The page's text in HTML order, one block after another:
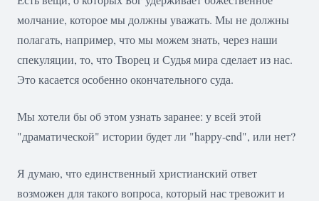
молчание, которое мы должны уважать. Мы не должны
полагать, например, что мы можем знать, через наши
спекуляции, то, что Творец и Судья мира сделает из нас.
Это касается особенно окончательного суда.
Мы хотели бы об этом узнать заранее: у всей этой
"драматической" истории будет ли "happy-end", или нет?
Я думаю, что единственный христианский ответ
возможен для такого вопроса, который нас тревожит и